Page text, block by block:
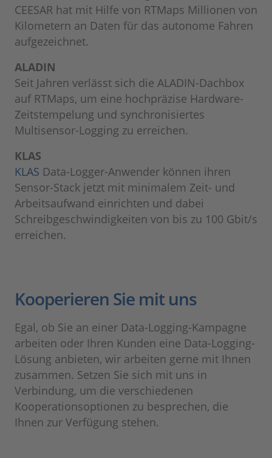
CEESAR hat mit Hilfe von RTMaps Millionen von
Kilometern an Daten für das autonome Fahren
aufgezeichnet.
ALADIN
Seit Jahren verlässt sich die ALADIN-Dachbox
auf RTMaps, um eine hochpräzise Hardware-
Zeitstempelung und synchronisiertes
Multisensor-Logging zu erreichen.
KLAS
KLAS Data-Logger-Anwender können ihren
Sensor-Stack jetzt mit minimalem Zeit- und
Arbeitsaufwand einrichten und dabei
Schreibgeschwindigkeiten von bis zu 100 Gbit/s
erreichen.
Kooperieren Sie mit uns
Egal, ob Sie an einer Data-Logging-Kampagne
arbeiten oder Ihren Kunden eine Data-Logging-
Lösung anbieten, wir arbeiten gerne mit Ihnen
zusammen. Setzen Sie sich mit uns in
Verbindung, um die verschiedenen
Kooperationsoptionen zu besprechen, die
Ihnen zur Verfügung stehen.